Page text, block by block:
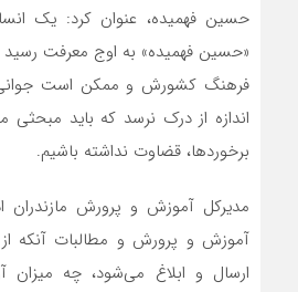
«حسین فهمیده» به اوج معرفت رسید
اندازه از درک نرسد که باید مبحثی
برخوردها، قضاوت نداشته باشیم.
مدیرکل آموزش و پرورش مازندران
آموزش و پرورش و مطالبات آنکه از
ارسال و ابلاغ می‌شود، چه میزان